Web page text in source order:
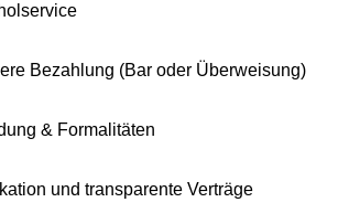
Bezahlung (Bar oder Überweisung)
& Formalitäten
und transparente Verträge